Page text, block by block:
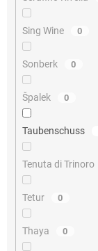
Sing Wine 0
Sonberk 0
Špalek 0
Taubenschuss
Tenuta di Trinoro
Tetur 0
Thaya 0